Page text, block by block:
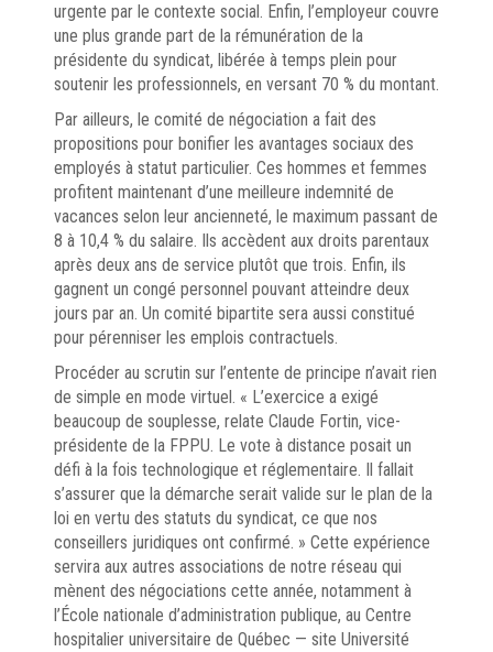
urgente par le contexte social. Enfin, l’employeur couvre
une plus grande part de la rémunération de la
présidente du syndicat, libérée à temps plein pour
soutenir les professionnels, en versant 70 % du montant.
Par ailleurs, le comité de négociation a fait des
propositions pour bonifier les avantages sociaux des
employés à statut particulier. Ces hommes et femmes
profitent maintenant d’une meilleure indemnité de
vacances selon leur ancienneté, le maximum passant de
8 à 10,4 % du salaire. Ils accèdent aux droits parentaux
après deux ans de service plutôt que trois. Enfin, ils
gagnent un congé personnel pouvant atteindre deux
jours par an. Un comité bipartite sera aussi constitué
pour pérenniser les emplois contractuels.
Procéder au scrutin sur l’entente de principe n’avait rien
de simple en mode virtuel. « L’exercice a exigé
beaucoup de souplesse, relate Claude Fortin, vice-
présidente de la FPPU. Le vote à distance posait un
défi à la fois technologique et réglementaire. Il fallait
s’assurer que la démarche serait valide sur le plan de la
loi en vertu des statuts du syndicat, ce que nos
conseillers juridiques ont confirmé. » Cette expérience
servira aux autres associations de notre réseau qui
mènent des négociations cette année, notamment à
l’École nationale d’administration publique, au Centre
hospitalier universitaire de Québec — site Université